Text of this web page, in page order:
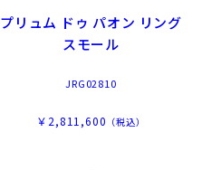
プリュム ドゥ パオン リング
スモール
JRG02810
￥2,811,600 （税込）